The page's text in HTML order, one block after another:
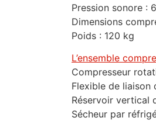
Pression sonore :
Dimensions
Poids : 120 kg
L’ensemble
Compresseur
Flexible de liaison
Réservoir vertical
Sécheur par